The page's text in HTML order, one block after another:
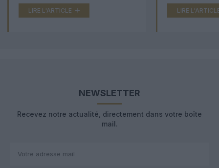
LIRE L'ARTICLE LIRE
NEWSLETTER
Recevez notre actualité, directement dans votre boîte
mail.